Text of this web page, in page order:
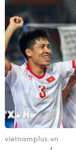
vietnamplus.vn